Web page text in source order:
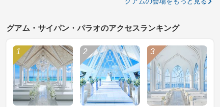
グアム・サイパン・パラオのアクセスランキング